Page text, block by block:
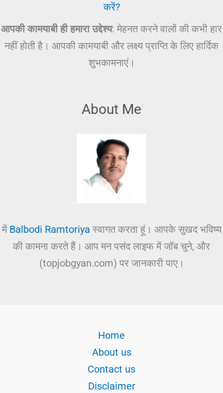
करें?
आपकी कामयाबी ही हमारा उद्देश्य: मेहनत करने वालों की कभी हार
नहीं होती है। आपकी कामयाबी और लक्ष्य प्राप्ति के लिए हार्दिक
शुभकामनाएं।
About Me
में Balbodi Ramtoriya स्वागत करता हूं। आपके सुखद भविष्य
की कामना करते हैं। आप मन पसंद लाइफ में जॉब चुने, और
(topjobgyan.com) पर जानकारी पाए।
Home
About us
Contact us
Disclaimer